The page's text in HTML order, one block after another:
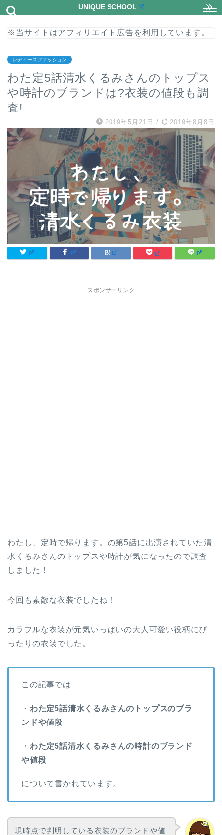
UNIQUE SCHOOL
※当サイトはアフィリエイト広告を利用しています。
レディースファッション
わた定5話清水くるみさんのトップス
や時計のブランドは?衣装の値段も調
査!
2019年5月21日 / 2019年8月8日
スポンサーリンク
わたし、定時で帰ります。の第5話に出演されていた清
水くるみさんのトップスや時計が気になったので調査
しました！
今回も素敵な衣装でしたね！
カラフルな衣装が元気いっぱいの大人可愛い役柄にぴ
ったりの衣装でした。
この記事では
・ わた定5話清水くるみさんのトップスのブラ
ンドや値段
・ わた定5話清水くるみさんの時計のブランド
や値段
について書かれています。
現時点で判明している衣装のブランドや値